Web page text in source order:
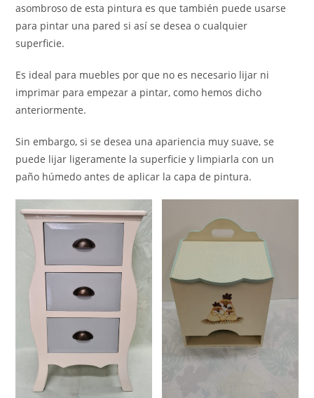
asombroso de esta pintura es que también puede usarse
para pintar una pared si así se desea o cualquier
superficie.
Es ideal para muebles por que no es necesario lijar ni
imprimar para empezar a pintar, como hemos dicho
anteriormente.
Sin embargo, si se desea una apariencia muy suave, se
puede lijar ligeramente la superficie y limpiarla con un
paño húmedo antes de aplicar la capa de pintura.